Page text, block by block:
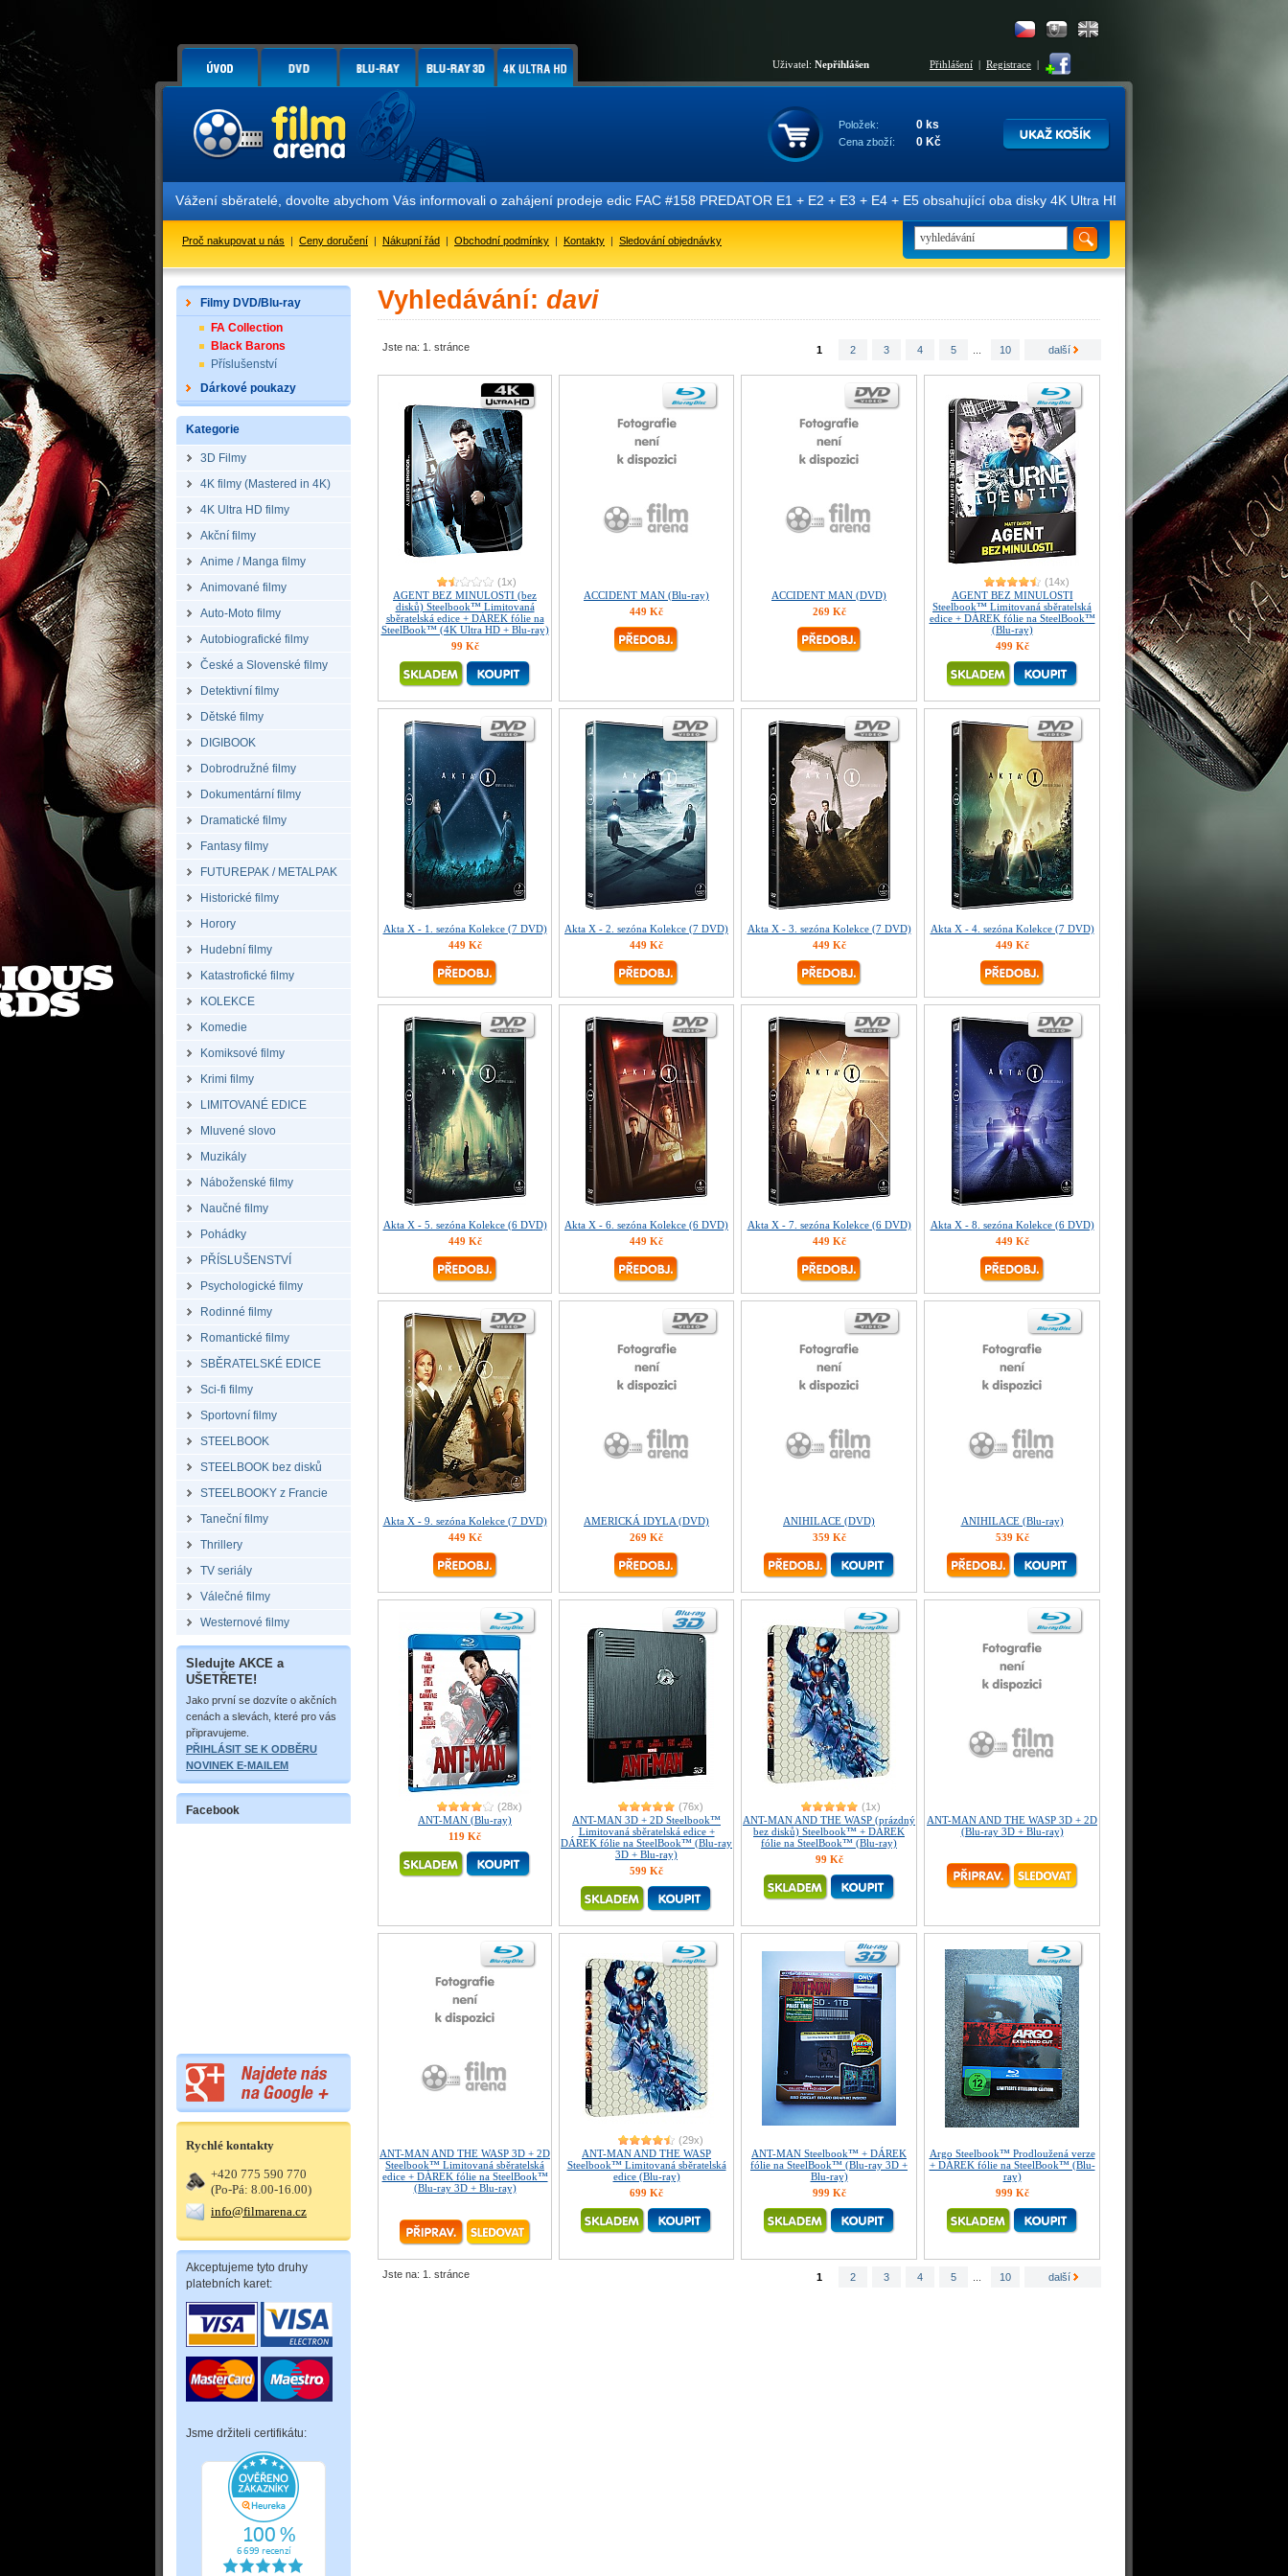
Uživatel: Nepřihlášen Přihlášení | Registrace |
Položek: 0 ks
Cena zboží: 0 Kč
Vážení sběratelé, dovolte abychom Vás informovali o zahájení prodeje edic FAC #158 PREDATOR E1 + E2 + E3 + E4 + E5 obsahující oba disky 4K Ultra HD + Blu-ray 3D/2D.
Proč nakupovat u nás | Ceny doručení | Nákupní řád | Obchodní podmínky | Kontakty | Sledování objednávky
Filmy DVD/Blu-ray
FA Collection
Black Barons
Příslušenství
Dárkové poukazy
Kategorie
3D Filmy
4K filmy (Mastered in 4K)
4K Ultra HD filmy
Akční filmy
Anime / Manga filmy
Animované filmy
Auto-Moto filmy
Autobiografické filmy
České a Slovenské filmy
Detektivní filmy
Dětské filmy
DIGIBOOK
Dobrodružné filmy
Dokumentární filmy
Dramatické filmy
Fantasy filmy
FUTUREPAK / METALPAK
Historické filmy
Horory
Hudební filmy
Katastrofické filmy
KOLEKCE
Komedie
Komiksové filmy
Krimi filmy
LIMITOVANÉ EDICE
Mluvené slovo
Muzikály
Náboženské filmy
Naučné filmy
Pohádky
PŘÍSLUŠENSTVÍ
Psychologické filmy
Rodinné filmy
Romantické filmy
SBĚRATELSKÉ EDICE
Sci-fi filmy
Sportovní filmy
STEELBOOK
STEELBOOK bez disků
STEELBOOKY z Francie
Taneční filmy
Thrillery
TV seriály
Válečné filmy
Westernové filmy
Sledujte AKCE a
UŠETŘETE!
Jako první se dozvíte o akčních
cenách a slevách, které pro vás
připravujeme.
PŘIHLÁSIT SE K ODBĚRU
NOVINEK E-MAILEM
Facebook
Rychlé kontakty
+420 775 590 770
(Po-Pá: 8.00-16.00)
info@filmarena.cz
Akceptujeme tyto druhy
platebních karet:
Jsme držiteli certifikátu:
Vyhledávání: davi
1 2 3 4 5 10 další
Jste na: 1. stránce
(1x)
AGENT BEZ MINULOSTI (bez
disků) Steelbook™ Limitovaná
sběratelská edice + DÁREK fólie na
SteelBook™ (4K Ultra HD + Blu-ray)
99 Kč
ACCIDENT MAN (Blu-ray)
449 Kč
ACCIDENT MAN (DVD)
269 Kč
(14x)
AGENT BEZ MINULOSTI
Steelbook™ Limitovaná sběratelská
edice + DÁREK fólie na SteelBook™
(Blu-ray)
499 Kč
Akta X - 1. sezóna Kolekce (7 DVD)
449 Kč
Akta X - 2. sezóna Kolekce (7 DVD)
449 Kč
Akta X - 3. sezóna Kolekce (7 DVD)
449 Kč
Akta X - 4. sezóna Kolekce (7 DVD)
449 Kč
Akta X - 5. sezóna Kolekce (6 DVD)
449 Kč
Akta X - 6. sezóna Kolekce (6 DVD)
449 Kč
Akta X - 7. sezóna Kolekce (6 DVD)
449 Kč
Akta X - 8. sezóna Kolekce (6 DVD)
449 Kč
Akta X - 9. sezóna Kolekce (7 DVD)
449 Kč
AMERICKÁ IDYLA (DVD)
269 Kč
ANIHILACE (DVD)
359 Kč
ANIHILACE (Blu-ray)
539 Kč
(28x)
ANT-MAN (Blu-ray)
119 Kč
(76x)
ANT-MAN 3D + 2D Steelbook™
Limitovaná sběratelská edice +
DÁREK fólie na SteelBook™ (Blu-ray
3D + Blu-ray)
599 Kč
(1x)
ANT-MAN AND THE WASP (prázdný
bez disků) Steelbook™ + DÁREK
fólie na SteelBook™ (Blu-ray)
99 Kč
ANT-MAN AND THE WASP 3D + 2D
(Blu-ray 3D + Blu-ray)
ANT-MAN AND THE WASP 3D + 2D
Steelbook™ Limitovaná sběratelská
edice + DÁREK fólie na SteelBook™
(Blu-ray 3D + Blu-ray)
(29x)
ANT-MAN AND THE WASP
Steelbook™ Limitovaná sběratelská
edice (Blu-ray)
699 Kč
ANT-MAN Steelbook™ + DÁREK
fólie na SteelBook™ (Blu-ray 3D +
Blu-ray)
999 Kč
Argo Steelbook™ Prodloužená verze
+ DÁREK fólie na SteelBook™ (Blu-
ray)
999 Kč
1 2 3 4 5 10 další
Jste na: 1. stránce